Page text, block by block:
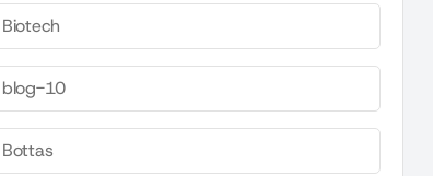
Biotech
blog-10
Bottas